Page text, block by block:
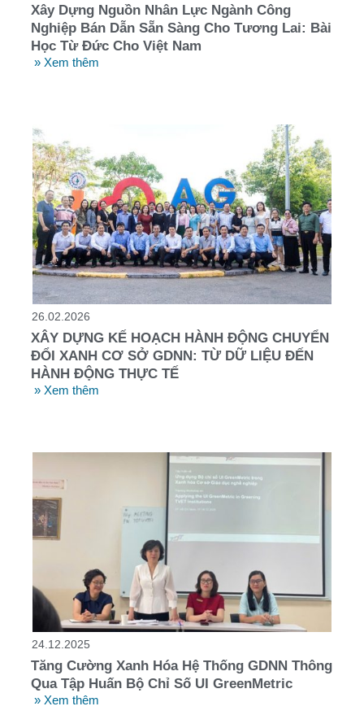
Xây Dựng Nguồn Nhân Lực Ngành Công
Nghiệp Bán Dẫn Sẵn Sàng Cho Tương Lai: Bài
Học Từ Đức Cho Việt Nam
» Xem thêm
26.02.2026
XÂY DỰNG KẾ HOẠCH HÀNH ĐỘNG CHUYỂN
ĐỔI XANH CƠ SỞ GDNN: TỪ DỮ LIỆU ĐẾN
HÀNH ĐỘNG THỰC TẾ
» Xem thêm
24.12.2025
Tăng Cường Xanh Hóa Hệ Thống GDNN Thông
Qua Tập Huấn Bộ Chỉ Số UI GreenMetric
» Xem thêm